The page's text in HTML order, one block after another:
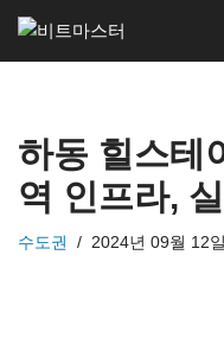
콘
로
건
너
뛰
하동 힐스테
역 인프라,
수도권 2024년 09월 12일